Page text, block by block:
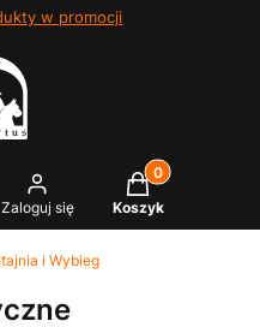
w promocji
Zaloguj się
Produkty w
Koszyk
i Wybieg